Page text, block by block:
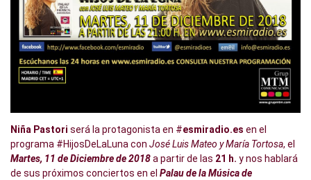
Niña Pastori será la protagonista en #esmiradio.es en el
programa #HijosDeLaLuna con José Luis Mateo y María Tortosa, el
Martes, 11 de Diciembre de 2018a partir de las 21 h. y nos hablará
de sus próximos conciertos en el Palau de la Música de